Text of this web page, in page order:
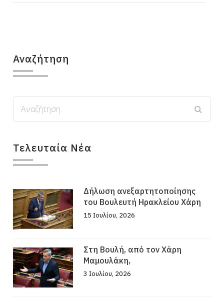
Αναζήτηση
Τελευταία Νέα
Δήλωση ανεξαρτητοποίησης
του Βουλευτή Ηρακλείου Χάρη
15 Ιουλίου, 2026
Στη Βουλή, από τον Χάρη
Μαμουλάκη,
3 Ιουλίου, 2026